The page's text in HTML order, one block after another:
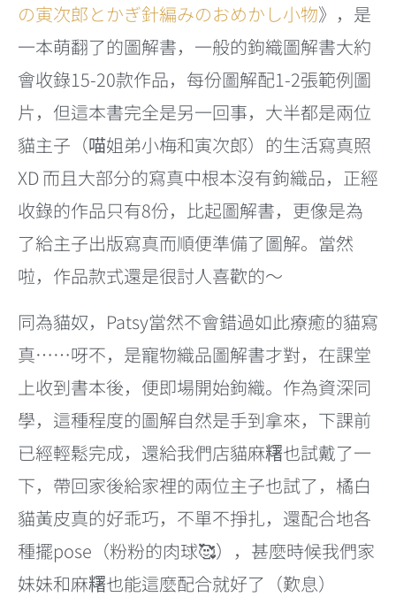
の寅次郎とかぎ針編みのおめかし小物》，是
一本萌翻了的圖解書，一般的鉤織圖解書大約
會收錄15-20款作品，每份圖解配1-2張範例圖
片，但這本書完全是另一回事，大半都是兩位
貓主子（喵姐弟小梅和寅次郎）的生活寫真照
XD 而且大部分的寫真中根本沒有鉤織品，正經
收錄的作品只有8份，比起圖解書，更像是為
了給主子出版寫真而順便準備了圖解。當然
啦，作品款式還是很討人喜歡的～
同為貓奴，Patsy當然不會錯過如此療癒的貓寫
真……呀不，是寵物織品圖解書才對，在課堂
上收到書本後，便即場開始鉤織。作為資深同
學，這種程度的圖解自然是手到拿來，下課前
已經輕鬆完成，還給我們店貓麻糬也試戴了一
下，帶回家後給家裡的兩位主子也試了，橘白
貓黃皮真的好乖巧，不單不掙扎，還配合地各
種擺pose（粉粉的肉球🥰），甚麼時候我們家
妹妹和麻糬也能這麼配合就好了（歎息）